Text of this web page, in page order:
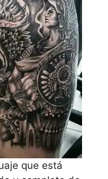
que está